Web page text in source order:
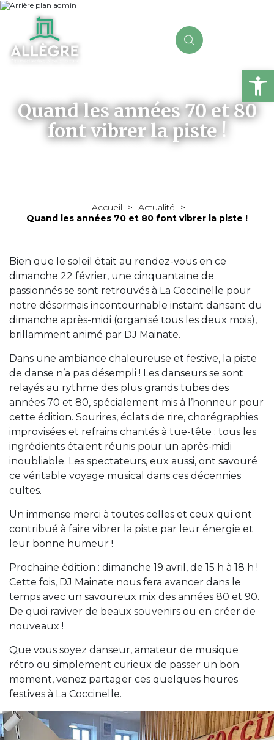
Quand les années 70 et 80
font vibrer la piste !
Accueil > Actualité
>
Quand les années 70 et 80 font vibrer la piste !
Bien que le soleil était au rendez-vous en ce
dimanche 22 février, une cinquantaine de
passionnés se sont retrouvés à La Coccinelle pour
notre désormais incontournable instant dansant du
dimanche après-midi (organisé tous les deux mois),
brillamment animé par DJ Mainate.
Dans une ambiance chaleureuse et festive, la piste
de danse n’a pas désempli ! Les danseurs se sont
relayés au rythme des plus grands tubes des
années 70 et 80, spécialement mis à l’honneur pour
cette édition. Sourires, éclats de rire, chorégraphies
improvisées et refrains chantés à tue-tête : tous les
ingrédients étaient réunis pour un après-midi
inoubliable. Les spectateurs, eux aussi, ont savouré
ce véritable voyage musical dans ces décennies
cultes.
Un immense merci à toutes celles et ceux qui ont
contribué à faire vibrer la piste par leur énergie et
leur bonne humeur !
Prochaine édition : dimanche 19 avril, de 15 h à 18 h !
Cette fois, DJ Mainate nous fera avancer dans le
temps avec un savoureux mix des années 80 et 90.
De quoi raviver de beaux souvenirs ou en créer de
nouveaux !
Que vous soyez danseur, amateur de musique
rétro ou simplement curieux de passer un bon
moment, venez partager ces quelques heures
festives à La Coccinelle.